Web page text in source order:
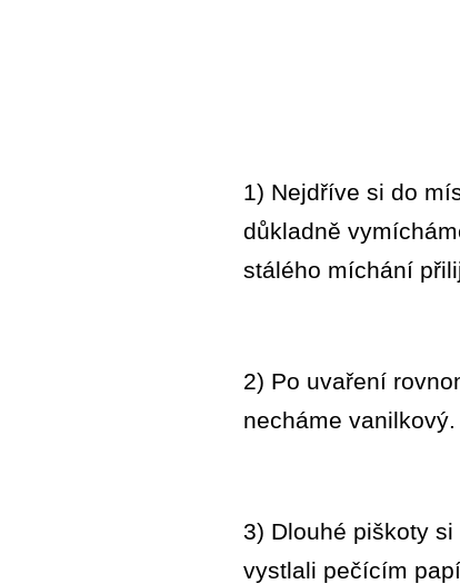
1) Nejdříve si do
důkladně
stálého míchání
2) Po uvaření
necháme vanilkový.
3) Dlouhé piškoty
vystlali pečícím